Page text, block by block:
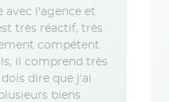
avec l'agence et
très réactif, très
compétent.
il comprend très
dire que j'ai
biens